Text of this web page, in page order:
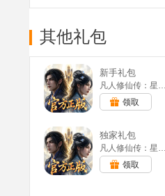
其他礼包
新手礼包
凡人修仙传：星海飞驰-0.1折(满v)
领取
独家礼包
凡人修仙传：星海飞驰-0.1折(满v)
领取